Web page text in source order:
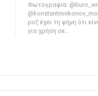
Φωτογραφία:
ροζ έχει τη φήμη ότι
για χρήση σε...